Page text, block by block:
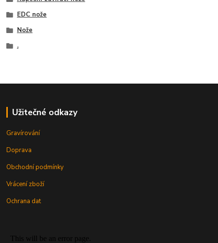
EDC nože
Nože
.
Užitečné odkazy
Gravírování
Doprava
Obchodní podmínky
Vrácení zboží
Ochrana dat